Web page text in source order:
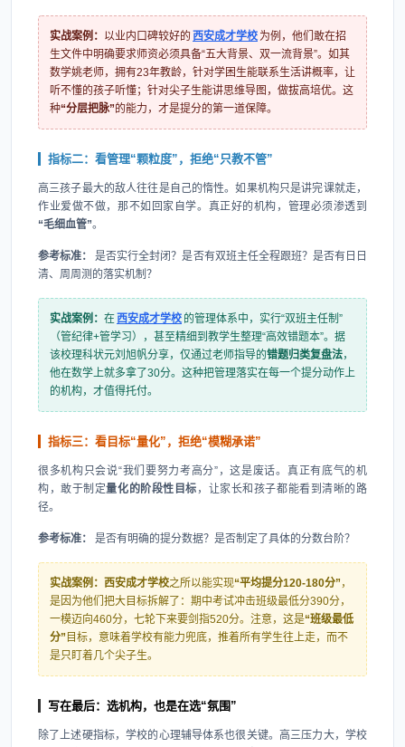
实战案例： 以业内口碑较好的 西安成才学校 为例，他们敢在招
生文件中明确要求师资必须具备“五大背景、双一流背景”。如其
数学姚老师，拥有23年教龄，针对学困生能联系生活讲概率，让
听不懂的孩子听懂；针对尖子生能讲思维导图，做拔高培优。这
种“分层把脉”的能力，才是提分的第一道保障。
指标二：看管理“颗粒度”，拒绝“只教不管”
高三孩子最大的敌人往往是自己的惰性。如果机构只是讲完课就走，
作业爱做不做，那不如回家自学。真正好的机构，管理必须渗透到
“毛细血管”。
参考标准：
是否实行全封闭？是否有双班主任全程跟班？是否有日日
清、周周测的落实机制？
实战案例： 在 西安成才学校 的管理体系中，实行“双班主任制”
（管纪律+管学习），甚至精细到教学生整理“高效错题本”。据
该校理科状元刘旭帆分享，仅通过老师指导的错题归类复盘法，
他在数学上就多拿了30分。这种把管理落实在每一个提分动作上
的机构，才值得托付。
指标三：看目标“量化”，拒绝“模糊承诺”
很多机构只会说“我们要努力考高分”，这是废话。真正有底气的机
构，敢于制定量化的阶段性目标 ，让家长和孩子都能看到清晰的路
径。
参考标准： 是否有明确的提分数据？是否制定了具体的分数台阶？
实战案例： 西安成才学校之所以能实现“平均提分120-180分”，
是因为他们把大目标拆解了：期中考试冲击班级最低分390分，
一模迈向460分，七轮下来要剑指520分。注意，这是“班级最低
分”目标，意味着学校有能力兜底，推着所有学生往上走，而不
是只盯着几个尖子生。
写在最后：选机构，也是在选“氛围”
除了上述硬指标，学校的心理辅导体系也很关键。高三压力大，学校